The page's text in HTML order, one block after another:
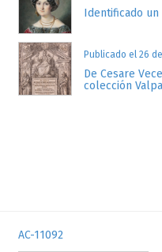
Identificado
Publicado el 26
De Cesare
colección
AC-11092